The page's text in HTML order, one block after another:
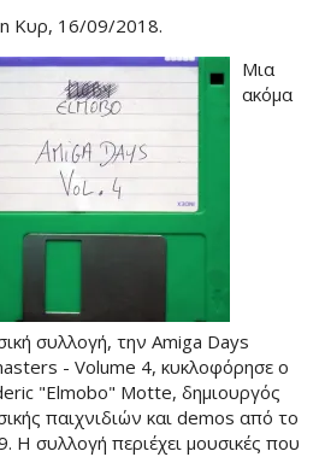
Κυρ, 16/09/2018.
Μια
ακόμα
συλλογή, την Amiga Days
- Volume 4, κυκλοφόρησε ο
"Elmobo" Motte, δημιουργός
παιχνιδιών και demos από το
Η συλλογή περιέχει μουσικές που